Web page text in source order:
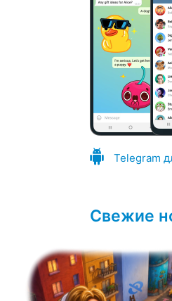
Telegram
Свежие